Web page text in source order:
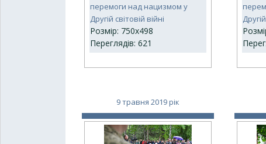
перемоги над нацизмом у
Другій світовій війні
Розмір: 750x498
Переглядів: 621
9 травня 2019 рік